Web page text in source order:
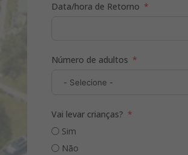
Data/hora de Retorno
Número de adultos
Vai levar crianças?
Sim
Não